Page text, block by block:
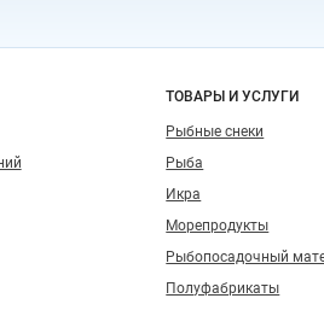
ТОВАРЫ И УСЛУГИ
Рыбные снеки
Рыба
Икра
Морепродукты
Рыбопосадочный
Полуфабрикаты